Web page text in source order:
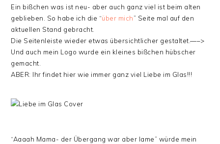
Ein bißchen was ist neu- aber auch ganz viel ist beim alten
geblieben. So habe ich die “über mich” Seite mal auf den
aktuellen Stand gebracht.
Die Seitenleiste wieder etwas übersichtlicher gestaltet.—–>
Und auch mein Logo wurde ein kleines bißchen hübscher
gemacht.
ABER: Ihr findet hier wie immer ganz viel Liebe im Glas!!!
“Aaaah Mama- der Übergang war aber lame” würde mein